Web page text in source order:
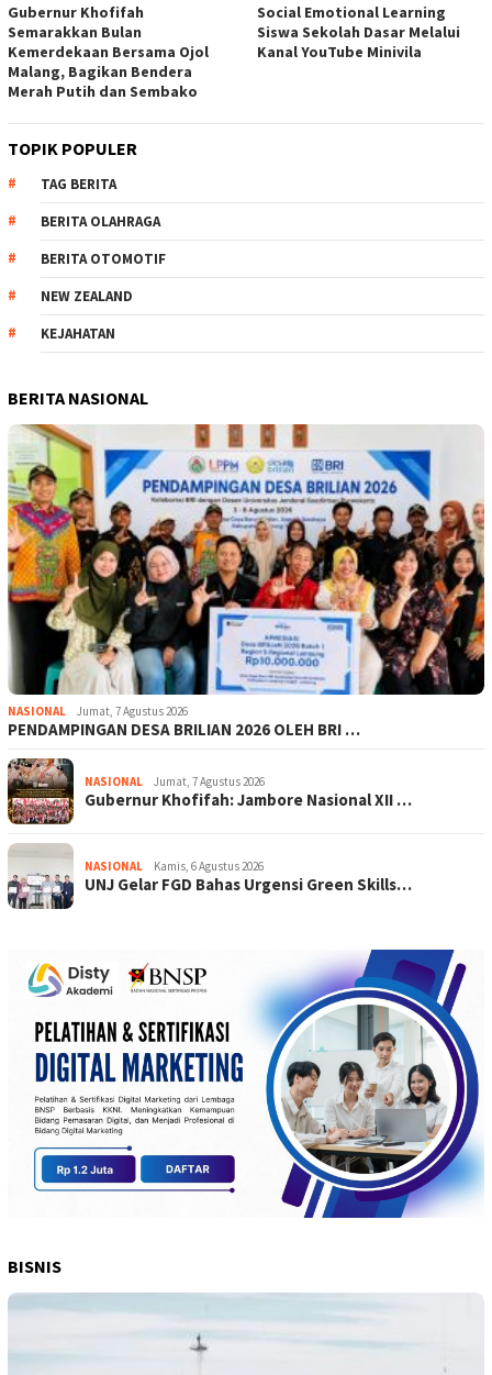
Gubernur Khofifah
Semarakkan Bulan
Kemerdekaan Bersama Ojol
Malang, Bagikan Bendera
Merah Putih dan Sembako
Social Emotional Learning
Siswa Sekolah Dasar Melalui
Kanal YouTube Minivila
TOPIK POPULER
TAG BERITA
BERITA OLAHRAGA
BERITA OTOMOTIF
NEW ZEALAND
KEJAHATAN
BERITA NASIONAL
NASIONAL Jumat, 7 Agustus 2026
PENDAMPINGAN DESA BRILIAN 2026 OLEH BRI …
NASIONAL Jumat, 7 Agustus 2026
Gubernur Khofifah: Jambore Nasional XII …
NASIONAL Kamis, 6 Agustus 2026
UNJ Gelar FGD Bahas Urgensi Green Skills…
BISNIS